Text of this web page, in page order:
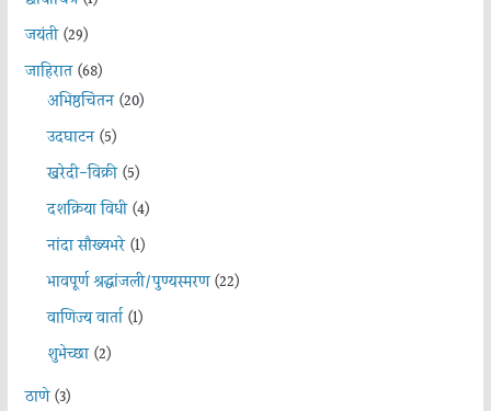
जयंती(29)
जाहिरात(68)
अभिष्ठचिंतन(20)
उदघाटन(5)
खरेदी-विक्री(5)
दशक्रिया विधी(4)
नांदा सौख्यभरे(1)
भावपूर्ण श्रद्धांजली/पुण्यस्मरण(22)
वाणिज्य वार्ता(1)
शुभेच्छा(2)
ठाणे(3)